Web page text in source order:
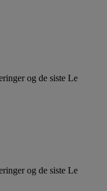
og de siste Le
og de siste Le